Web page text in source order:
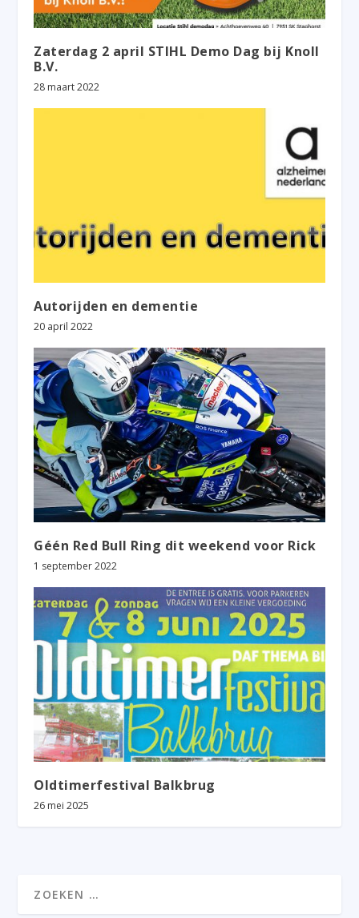
Zaterdag 2 april STIHL Demo Dag bij Knoll
B.V.
28 maart 2022
Autorijden en dementie
20 april 2022
Géén Red Bull Ring dit weekend voor Rick
1 september 2022
Oldtimerfestival Balkbrug
26 mei 2025